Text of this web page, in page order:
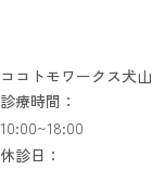
ココトモワークス犬山
診療時間：
10:00~18:00
休診日：